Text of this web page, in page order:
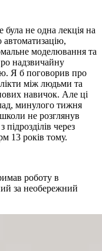
була не одна лекція на
автоматизацію,
моделювання та
надзвичайну
Я б поговорив про
між людьми та
навичок. Але ці
минулого тижня
не розглянув
через
13 років тому.
роботу в
за необережний